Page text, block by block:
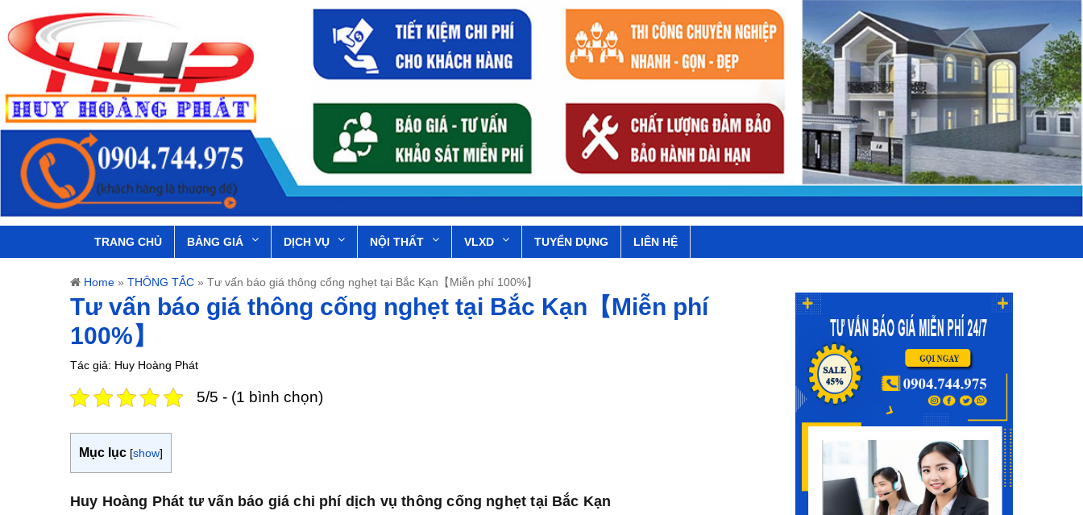
TRANG CHỦ BẢNG GIÁ DỊCH VỤ NỘI THẤT VLXD TUYỂN DỤNG LIÊN HỆ
Home » THÔNG TẮC » Tư vấn báo giá thông cống nghẹt tại Bắc Kạn【Miễn phí 100%】
Tư vấn báo giá thông cống nghẹt tại Bắc Kạn【Miễn phí
100%】
Tác giả: Huy Hoàng Phát
5/5 - (1 bình chọn)
Mục lục [show]
Huy Hoàng Phát tư vấn báo giá chi phí dịch vụ thông cống nghẹt tại Bắc Kạn